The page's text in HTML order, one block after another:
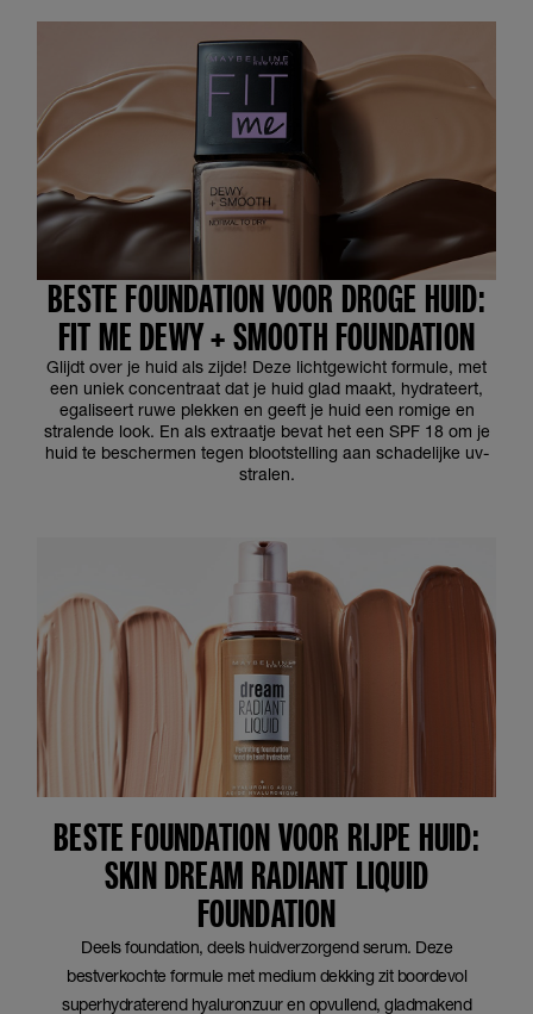
BESTE FOUNDATION VOOR DROGE HUID:
FIT ME DEWY + SMOOTH FOUNDATION
Glijdt over je huid als zijde! Deze lichtgewicht formule, met
een uniek concentraat dat je huid glad maakt, hydrateert,
egaliseert ruwe plekken en geeft je huid een romige en
stralende look. En als extraatje bevat het een SPF 18 om je
huid te beschermen tegen blootstelling aan schadelijke uv-
stralen.
BESTE FOUNDATION VOOR RIJPE HUID:
SKIN DREAM RADIANT LIQUID
FOUNDATION
Deels foundation, deels huidverzorgend serum. Deze
bestverkochte formule met medium dekking zit boordevol
superhydraterend hyaluronzuur en opvullend, gladmakend